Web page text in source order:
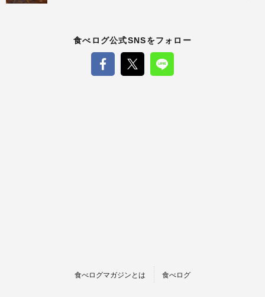
食べログ公式SNSをフォロー
食べログマガジンとは 食べログ